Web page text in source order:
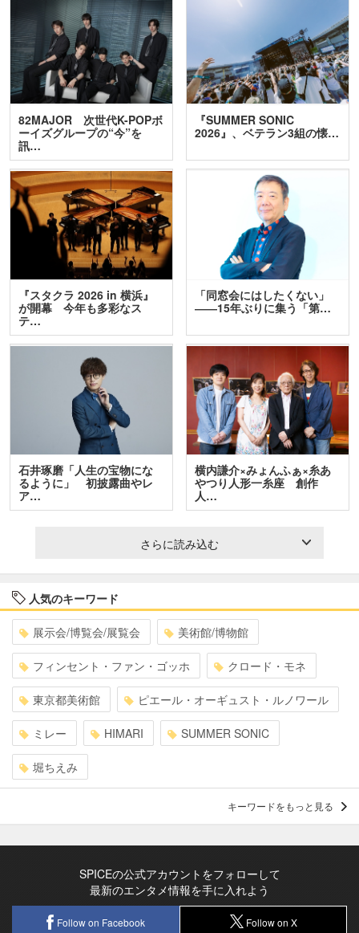
82MAJOR 次世代K-POPボ
ーイズグループの“今”を
訊…
『SUMMER SONIC
2026』、ベテラン3組の懐…
『スタクラ 2026 in 横浜』
が開幕 今年も多彩なス
テ…
「同窓会にはしたくない」
――15年ぶりに集う「第…
石井琢磨「人生の宝物にな
るように」 初披露曲やレ
ア…
横内謙介×みょんふぁ×糸あ
やつり人形一糸座 創作
人…
さらに読み込む
人気のキーワード
展示会/博覧会/展覧会 美術館/博物館
フィンセント・ファン・ゴッホ クロード・モネ
東京都美術館 ピエール・オーギュスト・ルノワール
ミレー HIMARI SUMMER SONIC
堀ちえみ
キーワードをもっと見る
SPICEの公式アカウントをフォローして
最新のエンタメ情報を手に入れよう
Follow on Facebook Follow on X